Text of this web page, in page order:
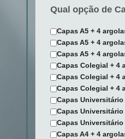
Qual opção de
Capas A5 + 4
Capas A5 + 4
Capas A5 + 4
Capas Colegial + 4
Capas Colegial + 4
Capas Colegial + 4
Capas Universitário
Capas Universitário
Capas Universitário
Capas A4 + 4